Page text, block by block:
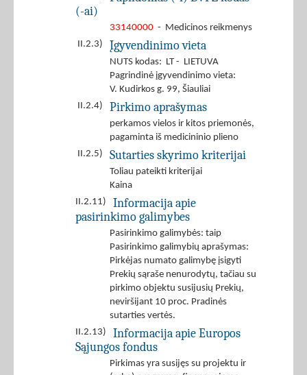
(-ai)
33140000 - Medicinos reikmenys
II.2.3)
Įgyvendinimo vieta
NUTS kodas: LT - LIETUVA
Pagrindinė įgyvendinimo vieta:
V. Kudirkos g. 99, Šiauliai
II.2.4)
Pirkimo aprašymas
perkamos vielos ir kitos priemonės,
pagaminta iš medicininio plieno
II.2.5)
Sutarties skyrimo kriterijai
Toliau pateikti kriterijai
Kaina
II.2.11)
Informacija apie
pasirinkimo galimybes
Pasirinkimo galimybės: taip
Pasirinkimo galimybių aprašymas:
Pirkėjas numato galimybę įsigyti
Prekių sąraše nenurodytų, tačiau su
pirkimo objektu susijusių Prekių,
neviršijant 10 proc. Pradinės
sutarties vertės.
II.2.13)
Informacija apie Europos
Sąjungos fondus
Pirkimas yra susijęs su projektu ir